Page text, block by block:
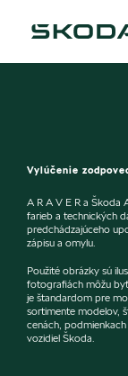
Vylúčenie
A R A V E R a Škoda
farieb a technických
predchádzajúceho
zápisu a omylu.
Použité obrázky sú
fotografiách môžu
je štandardom pre
sortimente modelov,
cenách,
vozidiel Škoda.